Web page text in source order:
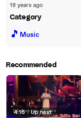
18 years ago
Category
🎵 Music
Recommended
4:16 | Up next